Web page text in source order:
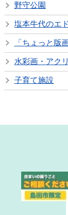
野守公園
塩本牛代のエ
「ちょっと版
水彩画・アク
子育て施設